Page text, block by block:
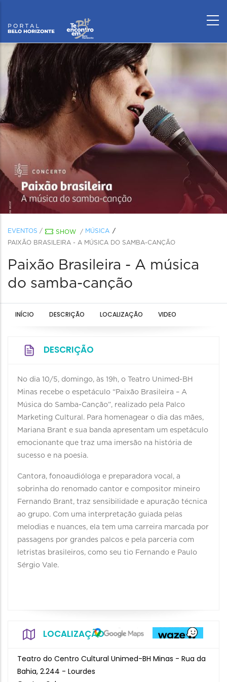
EVENTOS / SHOW / MÚSICA
PAIXÃO BRASILEIRA - A MÚSICA DO SAMBA-CANÇÃO
Paixão Brasileira - A música
do samba-canção
INÍCIO DESCRIÇÃO LOCALIZAÇÃO VIDEO
DESCRIÇÃO
No dia 10/5, domingo, às 19h, o Teatro Unimed-BH
Minas recebe o espetáculo “Paixão Brasileira – A
Música do Samba-Canção”, realizado pela Palco
Marketing Cultural. Para homenagear o dia das mães,
Mariana Brant e sua banda apresentam um espetáculo
emocionante que traz uma imersão na história de
sucesso e na poesia.
Cantora, fonoaudióloga e preparadora vocal, a
sobrinha do renomado cantor e compositor mineiro
Fernando Brant, traz sensibilidade e apuração técnica
ao grupo. Com uma interpretação guiada pelas
melodias e nuances, ela tem uma carreira marcada por
passagens por grandes palcos e pela parceria com
letristas brasileiros, como seu tio Fernando e Paulo
Sérgio Vale.
LOCALIZAÇÃO
Teatro do Centro Cultural Unimed-BH Minas - Rua da
Bahia, 2.244 - Lourdes